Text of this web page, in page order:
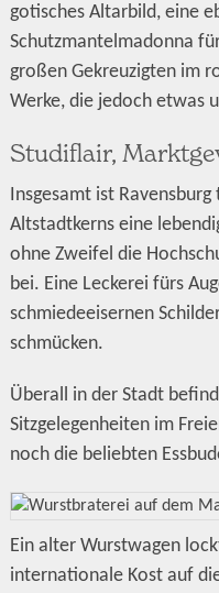
gotisches Altarbild, eine
Schutzmantelmadonna
großen Gekreuzigten im
Werke, die jedoch etwas
Studiflair,
Insgesamt ist
Altstadtkerns eine
ohne Zweifel die
bei. Eine Leckerei fürs
schmiedeeisernen
schmücken.
Überall in der Stadt
Sitzgelegenheiten im
noch die beliebten
Ein alter Wurstwagen
internationale Kost auf